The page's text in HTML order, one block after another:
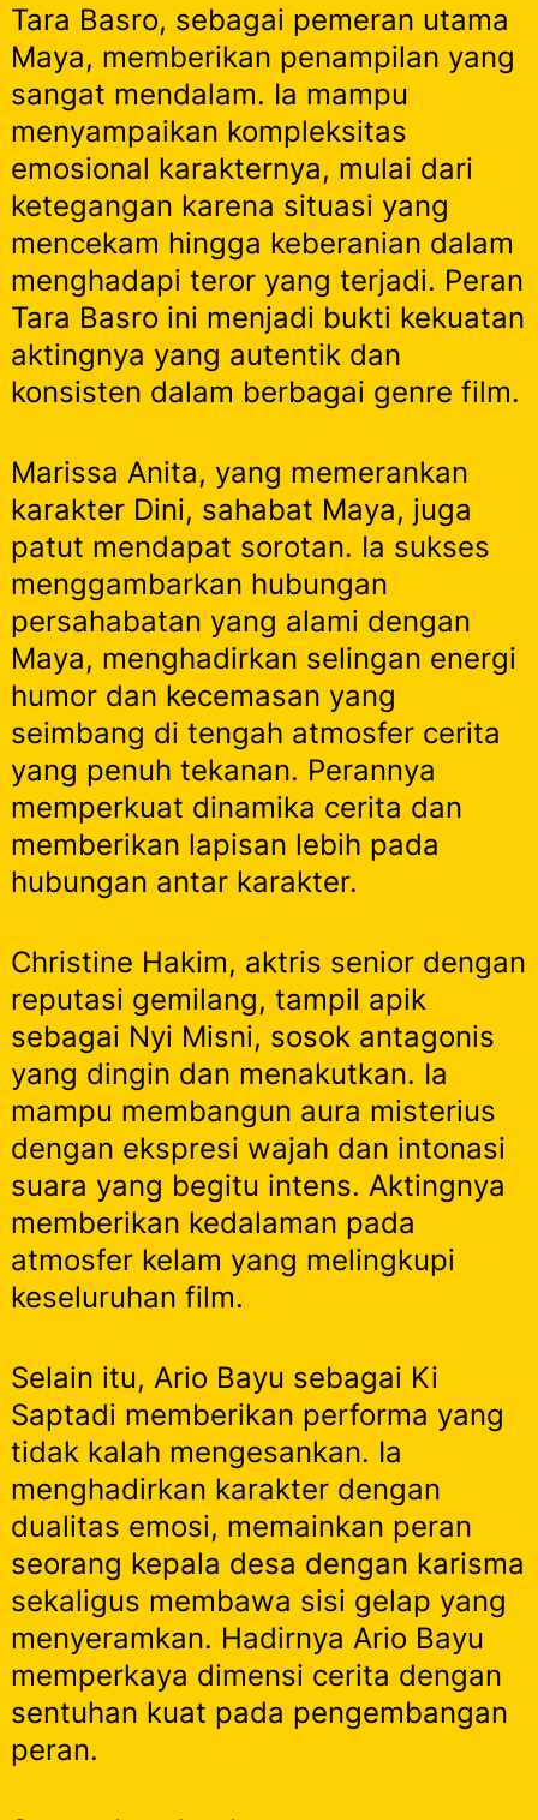
Tara Basro, sebagai pemeran utama
Maya, memberikan penampilan yang
sangat mendalam. Ia mampu
menyampaikan kompleksitas
emosional karakternya, mulai dari
ketegangan karena situasi yang
mencekam hingga keberanian dalam
menghadapi teror yang terjadi. Peran
Tara Basro ini menjadi bukti kekuatan
aktingnya yang autentik dan
konsisten dalam berbagai genre film.
Marissa Anita, yang memerankan
karakter Dini, sahabat Maya, juga
patut mendapat sorotan. Ia sukses
menggambarkan hubungan
persahabatan yang alami dengan
Maya, menghadirkan selingan energi
humor dan kecemasan yang
seimbang di tengah atmosfer cerita
yang penuh tekanan. Perannya
memperkuat dinamika cerita dan
memberikan lapisan lebih pada
hubungan antar karakter.
Christine Hakim, aktris senior dengan
reputasi gemilang, tampil apik
sebagai Nyi Misni, sosok antagonis
yang dingin dan menakutkan. Ia
mampu membangun aura misterius
dengan ekspresi wajah dan intonasi
suara yang begitu intens. Aktingnya
memberikan kedalaman pada
atmosfer kelam yang melingkupi
keseluruhan film.
Selain itu, Ario Bayu sebagai Ki
Saptadi memberikan performa yang
tidak kalah mengesankan. Ia
menghadirkan karakter dengan
dualitas emosi, memainkan peran
seorang kepala desa dengan karisma
sekaligus membawa sisi gelap yang
menyeramkan. Hadirnya Ario Bayu
memperkaya dimensi cerita dengan
sentuhan kuat pada pengembangan
peran.